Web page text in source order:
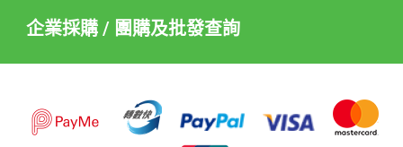
企業採購 / 團購及批發查詢